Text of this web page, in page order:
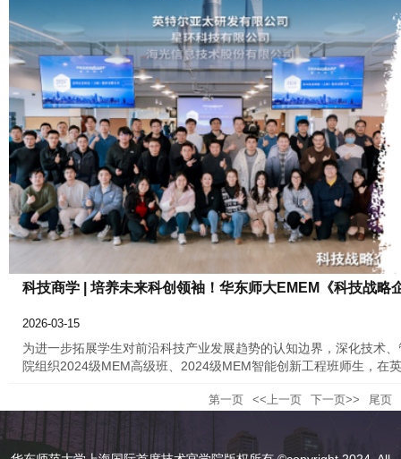
科技商学 | 培养未来科创领袖！华东师大EMEM《科技战
2026-03-15
为进一步拓展学生对前沿科技产业发展趋势的认知边界，深化技术
院组织2024级MEM高级班、2024级MEM智能创新工程班师生，在
第一页 <<上一页 下一页>> 尾页